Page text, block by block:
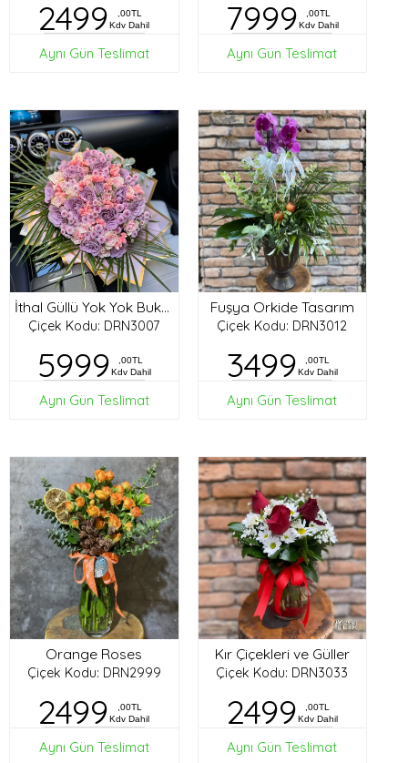
2499
,00TL
Kdv Dahil
Aynı Gün Teslimat
7999
,00TL
Kdv Dahil
Aynı Gün Teslimat
İthal Güllü Yok Yok Buket
Çiçek Kodu: DRN3007
5999
,00TL
Kdv Dahil
Aynı Gün Teslimat
Fuşya Orkide Tasarım
Çiçek Kodu: DRN3012
3499
,00TL
Kdv Dahil
Aynı Gün Teslimat
Orange Roses
Çiçek Kodu: DRN2999
2499
,00TL
Kdv Dahil
Aynı Gün Teslimat
Kır Çiçekleri ve Güller
Çiçek Kodu: DRN3033
2499
,00TL
Kdv Dahil
Aynı Gün Teslimat